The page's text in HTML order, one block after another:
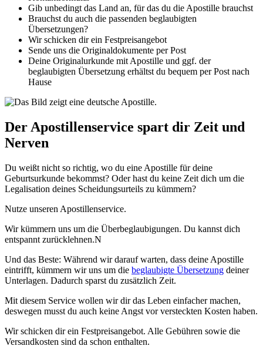
Gib unbedingt das Land an, für das du die Apostille brauchst
Brauchst du auch die passenden beglaubigten
Übersetzungen?
Wir schicken dir ein Festpreisangebot
Sende uns die Originaldokumente per Post
Deine Originalurkunde mit Apostille und ggf. der
beglaubigten Übersetzung erhältst du bequem per Post nach
Hause
Der Apostillenservice spart dir Zeit und
Nerven
Du weißt nicht so richtig, wo du eine Apostille für deine
Geburtsurkunde bekommst? Oder hast du keine Zeit dich um die
Legalisation deines Scheidungsurteils zu kümmern?
Nutze unseren Apostillenservice.
Wir kümmern uns um die Überbeglaubigungen. Du kannst dich
entspannt zurücklehnen.N
Und das Beste: Während wir darauf warten, dass deine Apostille
eintrifft, kümmern wir uns um die beglaubigte Übersetzung deiner
Unterlagen. Dadurch sparst du zusätzlich Zeit.
Mit diesem Service wollen wir dir das Leben einfacher machen,
deswegen musst du auch keine Angst vor versteckten Kosten haben.
Wir schicken dir ein Festpreisangebot. Alle Gebühren sowie die
Versandkosten sind da schon enthalten.